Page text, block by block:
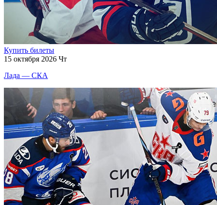
Купить билеты
15 октября 2026 Чт
Лада — СКА